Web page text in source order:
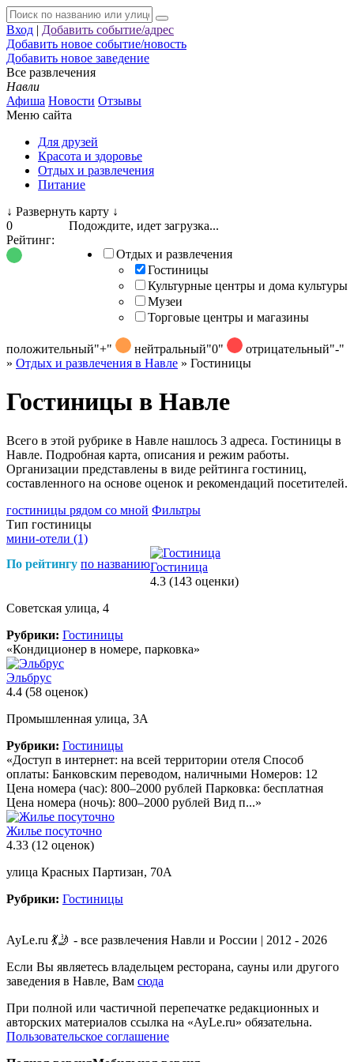
Вход | Добавить событие/адрес
Добавить новое событие/новость
Добавить новое заведение
Все развлечения
Навли
Афиша Новости Отзывы
Меню сайта
Для друзей
Красота и здоровье
Отдых и развлечения
Питание
↓ Развернуть карту ↓
Подождите, идет загрузка...
Отдых и развлечения
Гостиницы
Культурные центры и дома культуры
Музеи
Торговые центры и магазины
0
Рейтинг:
положительный"+" нейтральный"0" отрицательный"-"
» Отдых и развлечения в Навле » Гостиницы
Гостиницы в Навле
Всего в этой рубрике в Навле нашлось 3 адреса. Гостиницы в
Навле. Подробная карта, описания и режим работы.
Организации представлены в виде рейтинга гостиниц,
составленного на основе оценок и рекомендаций посетителей.
гостиницы рядом со мной Фильтры
Тип гостиницы
мини-отели (1)
По рейтингу по названиюГостиница
4.3 (143 оценки)
Советская улица, 4
Рубрики: Гостиницы
«Кондиционер в номере, парковка»
Эльбрус
4.4 (58 оценок)
Промышленная улица, 3А
Рубрики: Гостиницы
«Доступ в интернет: на всей территории отеля Способ
оплаты: Банковским переводом, наличными Номеров: 12
Цена номера (час): 800–2000 рублей Парковка: бесплатная
Цена номера (ночь): 800–2000 рублей Вид п...»
Жилье посуточно
4.33 (12 оценок)
улица Красных Партизан, 70А
Рубрики: Гостиницы
AyLe.ru 💃🤳 - все развлечения Навли и России | 2012 - 2026
Если Вы являетесь владельцем ресторана, сауны или другого
заведения в Навле, Вам сюда
При полной или частичной перепечатке редакционных и
авторских материалов ссылка на «AyLe.ru» обязательна.
Пользовательское соглашение